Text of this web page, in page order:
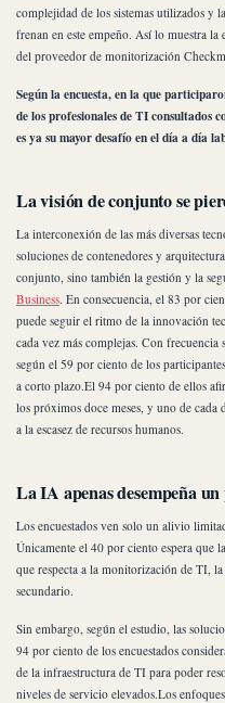
complejidad de los sistemas utilizados y
frenan en este empeño. Así lo muestra la
del proveedor de monitorización
Según la encuesta, en la que
de los profesionales de TI consultados
es ya su mayor desafío en el día a día
La visión de conjunto se
La interconexión de las más diversas
soluciones de contenedores y
conjunto, sino también la gestión y la
Business. En consecuencia, el 83 por
puede seguir el ritmo de la innovación
cada vez más complejas. Con
según el 59 por ciento de los
a corto plazo.El 94 por ciento de ellos
los próximos doce meses, y uno de cada
a la escasez de recursos humanos.
La IA apenas desempeña
Los encuestados ven solo un alivio
Únicamente el 40 por ciento espera que
que respecta a la monitorización de TI,
secundario.
Sin embargo, según el estudio, las
94 por ciento de los encuestados
de la infraestructura de TI para poder
niveles de servicio elevados.Los